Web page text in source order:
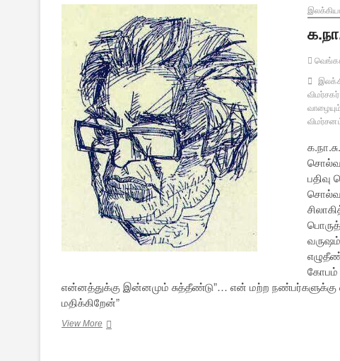
விமர்சகர்
வாழையும்
கோபம்
என்னத்துக்கு இன்னமும் சுத்தீண்டு”… என் மற்ற நண்பர்களுக்கு
மதிக்கிறேன்”
View Moreக.நா.சு.வும்